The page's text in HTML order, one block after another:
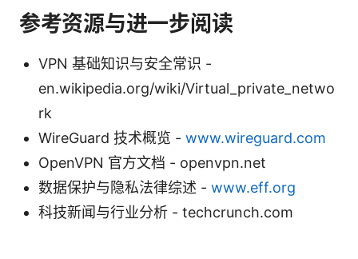
参考资源与进一步阅读
VPN 基础知识与安全常识 -
en.wikipedia.org/wiki/Virtual_private_netwo
rk
WireGuard 技术概览 - www.wireguard.com
OpenVPN 官方文档 - openvpn.net
数据保护与隐私法律综述 - www.eff.org
科技新闻与行业分析 - techcrunch.com